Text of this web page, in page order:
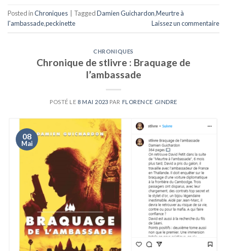
Posted inChroniques TaggedDamien Guichardon,Meurtre à
l'ambassade,peckinette Laissez un commentaire
CHRONIQUES
Chronique de stlivre : Braquage de
l’ambassade
POSTÉ LE 8 MAI 2023 PAR FLORENCE GINDRE
08
Mai